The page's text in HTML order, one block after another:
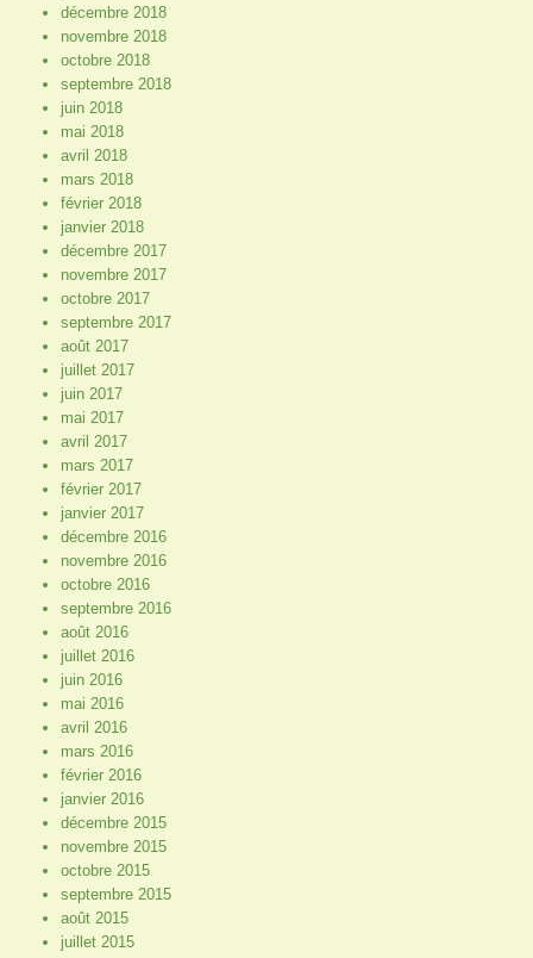
décembre 2018
novembre 2018
octobre 2018
septembre 2018
juin 2018
mai 2018
avril 2018
mars 2018
février 2018
janvier 2018
décembre 2017
novembre 2017
octobre 2017
septembre 2017
août 2017
juillet 2017
juin 2017
mai 2017
avril 2017
mars 2017
février 2017
janvier 2017
décembre 2016
novembre 2016
octobre 2016
septembre 2016
août 2016
juillet 2016
juin 2016
mai 2016
avril 2016
mars 2016
février 2016
janvier 2016
décembre 2015
novembre 2015
octobre 2015
septembre 2015
août 2015
juillet 2015